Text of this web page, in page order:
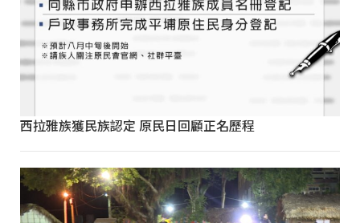
西拉雅族獲民族認定 原民日回顧正名歷程